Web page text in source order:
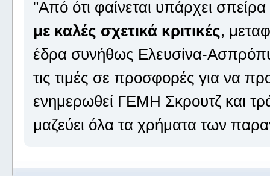
"Από ότι φαίνεται υπάρχει
με καλές σχετικά κριτικές,
έδρα συνήθως Ελευσίνα-
τις τιμές σε προσφορές για να
ενημερωθεί ΓΕΜΗ Σκρουτζ και
μαζεύει όλα τα χρήματα των